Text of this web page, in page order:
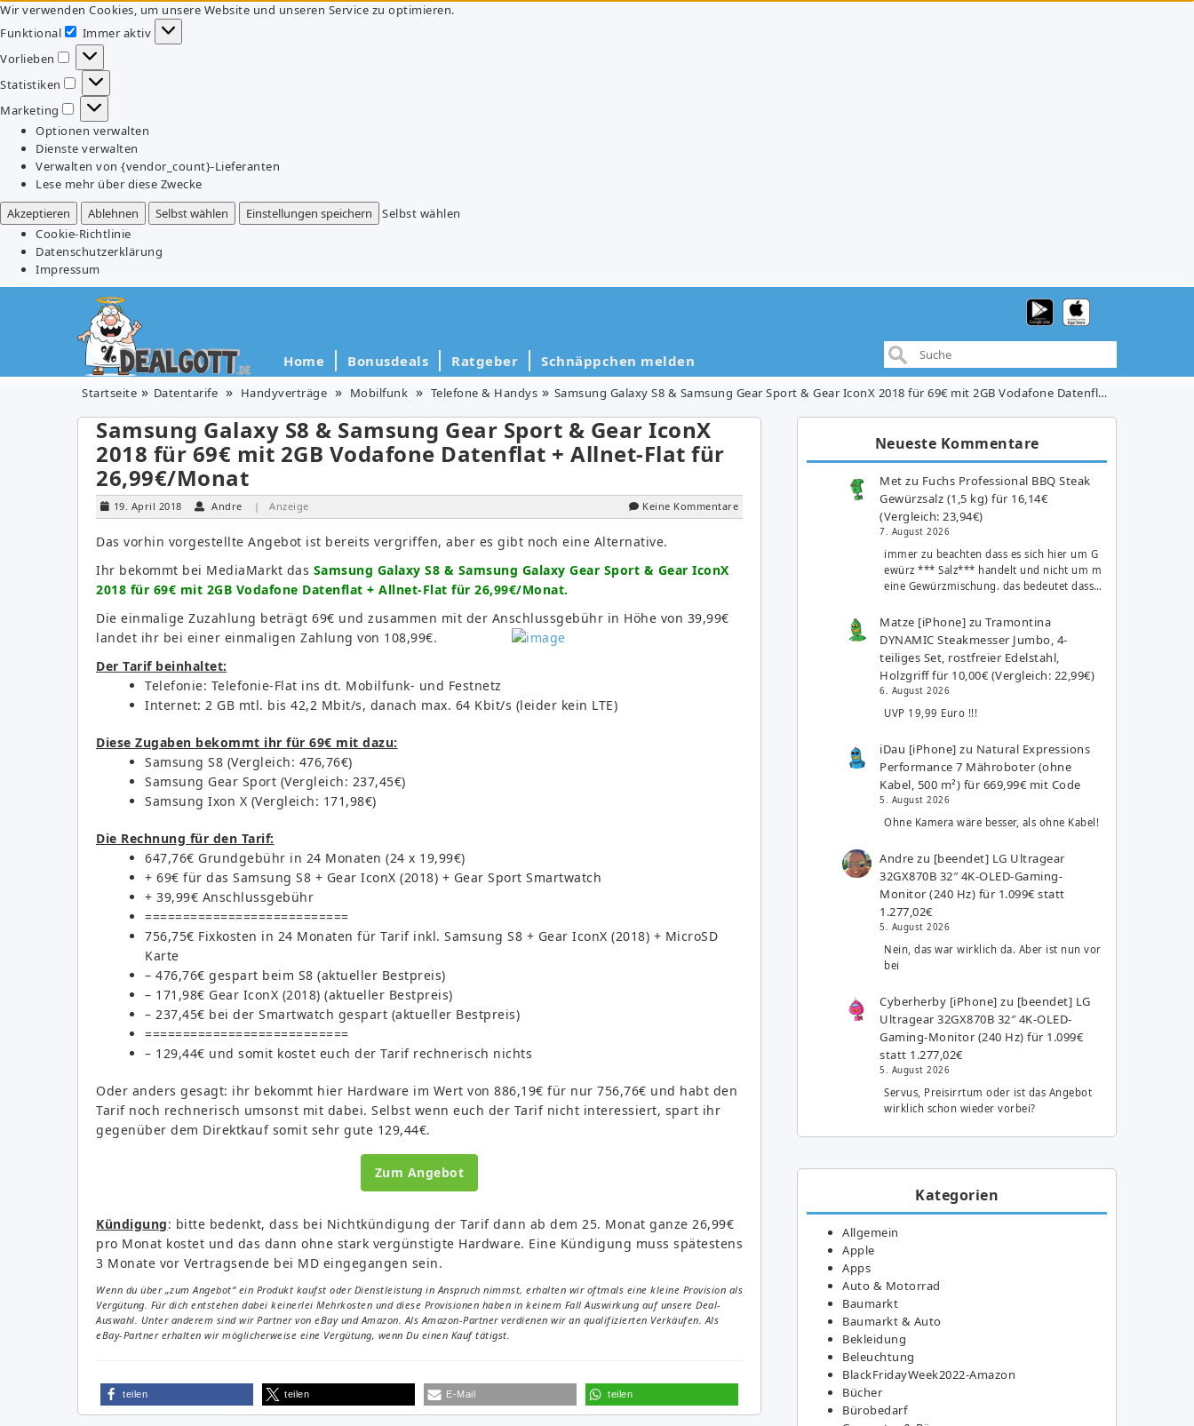
Wir verwenden Cookies, um unsere Website und unseren Service zu optimieren.
Funktional
Funktional
Immer aktiv
Vorlieben
Vorlieben
Statistiken
Statistiken
Marketing
Marketing
Optionen verwalten
Dienste verwalten
Verwalten von {vendor_count}-Lieferanten
Lese mehr über diese Zwecke
Akzeptieren
Ablehnen Selbst wählen Einstellungen speichern
Selbst wählen
Cookie-Richtlinie
Datenschutzerklärung
Impressum
Home Bonusdeals Ratgeber Schnäppchen melden
Startseite Datentarife Handyverträge Mobilfunk Telefone & Handys Samsung Galaxy S8 & Samsung Gear Sport & Gear IconX 2018 für 69€ mit 2GB Vodafone Datenflat + Allnet-Flat für 26,99€/Monat
Samsung Galaxy S8 & Samsung Gear Sport & Gear IconX
2018 für 69€ mit 2GB Vodafone Datenflat + Allnet-Flat für
26,99€/Monat
19. April 2018 Andre | Anzeige Keine Kommentare
Das vorhin vorgestellte Angebot ist bereits vergriffen, aber es gibt noch eine Alternative.
Ihr bekommt bei MediaMarkt das Samsung Galaxy S8 & Samsung Galaxy Gear Sport & Gear IconX
2018 für 69€ mit 2GB Vodafone Datenflat + Allnet-Flat für 26,99€/Monat.
Die einmalige Zuzahlung beträgt 69€ und zusammen mit der Anschlussgebühr in Höhe von 39,99€
landet ihr bei einer einmaligen Zahlung von 108,99€.
Der Tarif beinhaltet:
Telefonie: Telefonie-Flat ins dt. Mobilfunk- und Festnetz
Internet: 2 GB mtl. bis 42,2 Mbit/s, danach max. 64 Kbit/s (leider kein LTE)
Diese Zugaben bekommt ihr für 69€ mit dazu:
Samsung S8 (Vergleich: 476,76€)
Samsung Gear Sport (Vergleich: 237,45€)
Samsung Ixon X (Vergleich: 171,98€)
Die Rechnung für den Tarif:
647,76€ Grundgebühr in 24 Monaten (24 x 19,99€)
+ 69€ für das Samsung S8 + Gear IconX (2018) + Gear Sport Smartwatch
+ 39,99€ Anschlussgebühr
===========================
756,75€ Fixkosten in 24 Monaten für Tarif inkl. Samsung S8 + Gear IconX (2018) + MicroSD
Karte
– 476,76€ gespart beim S8 (aktueller Bestpreis)
– 171,98€ Gear IconX (2018) (aktueller Bestpreis)
– 237,45€ bei der Smartwatch gespart (aktueller Bestpreis)
===========================
– 129,44€ und somit kostet euch der Tarif rechnerisch nichts
Oder anders gesagt: ihr bekommt hier Hardware im Wert von 886,19€ für nur 756,76€ und habt den
Tarif noch rechnerisch umsonst mit dabei. Selbst wenn euch der Tarif nicht interessiert, spart ihr
gegenüber dem Direktkauf somit sehr gute 129,44€.
Zum Angebot
Kündigung: bitte bedenkt, dass bei Nichtkündigung der Tarif dann ab dem 25. Monat ganze 26,99€
pro Monat kostet und das dann ohne stark vergünstigte Hardware. Eine Kündigung muss spätestens
3 Monate vor Vertragsende bei MD eingegangen sein.
Wenn du über „zum Angebot“ ein Produkt kaufst oder Dienstleistung in Anspruch nimmst, erhalten wir oftmals eine kleine Provision als
Vergütung. Für dich entstehen dabei keinerlei Mehrkosten und diese Provisionen haben in keinem Fall Auswirkung auf unsere Deal-
Auswahl. Unter anderem sind wir Partner von eBay und Amazon. Als Amazon-Partner verdienen wir an qualifizierten Verkäufen. Als
eBay-Partner erhalten wir möglicherweise eine Vergütung, wenn Du einen Kauf tätigst.
teilen teilen E-Mail teilen
Neueste Kommentare
Met zu Fuchs Professional BBQ Steak
Gewürzsalz (1,5 kg) für 16,14€
(Vergleich: 23,94€)
7. August 2026
immer zu beachten dass es sich hier um G
ewürz *** Salz*** handelt und nicht um m
eine Gewürzmischung. das bedeutet dass…
Matze [iPhone] zuTramontina
DYNAMIC Steakmesser Jumbo, 4-
teiliges Set, rostfreier Edelstahl,
Holzgriff für 10,00€ (Vergleich: 22,99€)
6. August 2026
UVP 19,99 Euro !!!
iDau [iPhone] zu Natural Expressions
Performance 7 Mähroboter (ohne
Kabel, 500 m²) für 669,99€ mit Code
5. August 2026
Ohne Kamera wäre besser, als ohne Kabel!
Andre zu [beendet] LG Ultragear
32GX870B 32″ 4K-OLED-Gaming-
Monitor (240 Hz) für 1.099€ statt
1.277,02€
5. August 2026
Nein, das war wirklich da. Aber ist nun vor
bei
Cyberherby [iPhone] zu [beendet] LG
Ultragear 32GX870B 32″ 4K-OLED-
Gaming-Monitor (240 Hz) für 1.099€
statt 1.277,02€
5. August 2026
Servus, Preisirrtum oder ist das Angebot
wirklich schon wieder vorbei?
Kategorien
Allgemein
Apple
Apps
Auto & Motorrad
Baumarkt
Baumarkt & Auto
Bekleidung
Beleuchtung
BlackFridayWeek2022-Amazon
Bücher
Bürobedarf